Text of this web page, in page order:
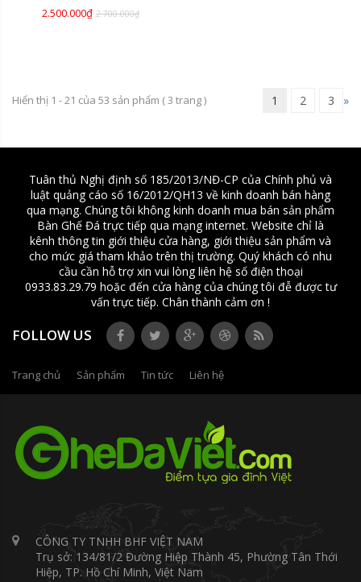
2.500.000₫ 2.700.000₫
Hiển thị 1 - 21 của 53 sản phẩm (3 trang ) 1 2 3 »
Tuân thủ Nghị định số 185/2013/NĐ-CP của Chính phủ và
luật quảng cáo số 16/2012/QH13 về kinh doanh bán hàng
qua mạng. Chúng tôi không kinh doanh mua bán sản phẩm
Bàn Ghế Đá trực tiếp qua mạng internet. Website chỉ là
kênh thông tin giới thiệu cửa hàng, giới thiệu sản phẩm và
cho mức giá tham khảo trên thị trường. Quý khách có nhu
cầu cần hỗ trợ xin vui lòng liên hệ số điện thoại
0933.83.29.79 hoặc đến cửa hàng của chúng tôi đễ được tư
vấn trực tiếp. Chân thành cảm ơn !
FOLLOW US
Trang chủ Sản phẩm Tin tức Liên hệ
CÔNG TY TNHH BHF VIỆT NAM
Trụ sở: 134/81/2 Đường Hiệp Thành 45, Phường Tân Thới
Hiệp, TP. Hồ Chí Minh, Việt Nam